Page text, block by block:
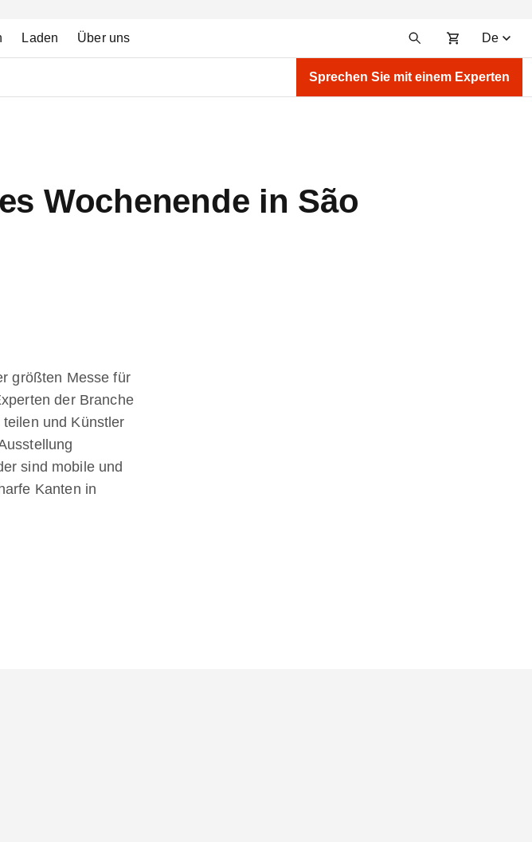
Laden Über uns De
Sprechen Sie mit einem Experten
Wochenende in São
größten Messe für
der Branche
und Künstler
sind mobile und
Kanten in